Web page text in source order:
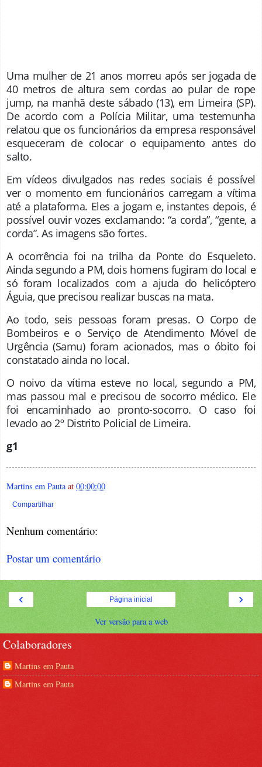
Uma mulher de 21 anos morreu após ser jogada de
40 metros de altura sem cordas ao pular de rope
jump, na manhã deste sábado (13), em Limeira (SP).
De acordo com a Polícia Militar, uma testemunha
relatou que os funcionários da empresa responsável
esqueceram de colocar o equipamento antes do
salto.
Em vídeos divulgados nas redes sociais é possível
ver o momento em funcionários carregam a vítima
até a plataforma. Eles a jogam e, instantes depois, é
possível ouvir vozes exclamando: “a corda”, “gente, a
corda”. As imagens são fortes.
A ocorrência foi na trilha da Ponte do Esqueleto.
Ainda segundo a PM, dois homens fugiram do local e
só foram localizados com a ajuda do helicóptero
Águia, que precisou realizar buscas na mata.
Ao todo, seis pessoas foram presas. O Corpo de
Bombeiros e o Serviço de Atendimento Móvel de
Urgência (Samu) foram acionados, mas o óbito foi
constatado ainda no local.
O noivo da vítima esteve no local, segundo a PM,
mas passou mal e precisou de socorro médico. Ele
foi encaminhado ao pronto-socorro. O caso foi
levado ao 2º Distrito Policial de Limeira.
g1
Martins em Pauta at 00:00:00
Compartilhar
Nenhum comentário:
Postar um comentário
‹ ›
Página inicial
Ver versão para a web
Colaboradores
Martins em Pauta
Martins em Pauta